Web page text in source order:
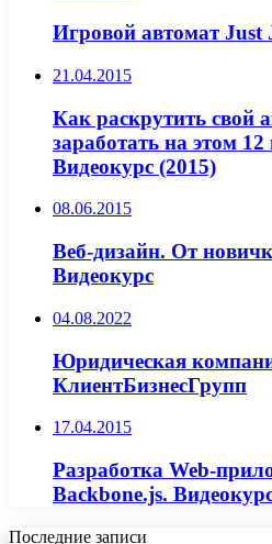
Игровой автомат Just
21.04.2015
Как раскрутить свой
заработать на этом
Видеокурс (2015)
08.06.2015
Веб-дизайн. От
Видеокурс
04.08.2022
Юридическая
КлиентБизнесГрупп
17.04.2015
Разработка Web-
Backbone.js.
Последние записи